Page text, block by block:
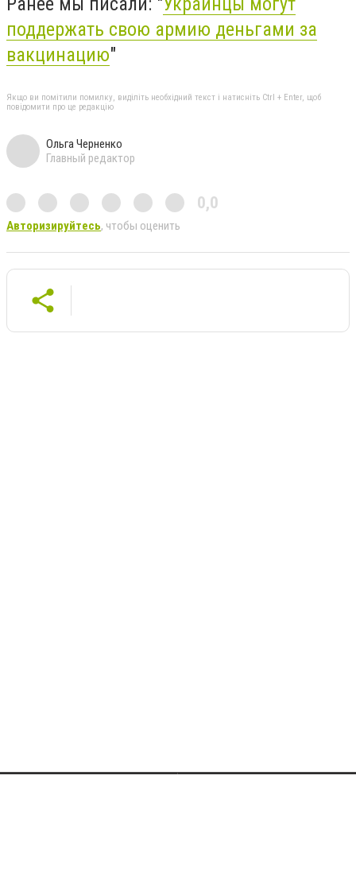
поддержать свою армию деньгами за
вакцинацию"
Якщо ви помітили помилку, виділіть необхідний текст і натисніть Ctrl + Enter, щоб
повідомити про це редакцію
Ольга Черненко
Главный редактор
0,0
Авторизируйтесь, чтобы оценить